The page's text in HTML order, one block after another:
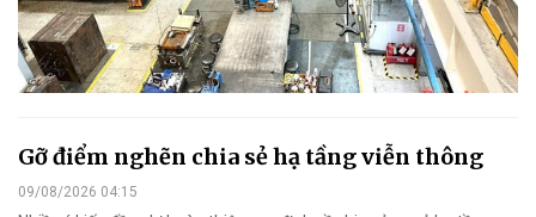
Gỡ điểm nghẽn chia sẻ hạ tầng viễn thông
09/08/2026 04:15